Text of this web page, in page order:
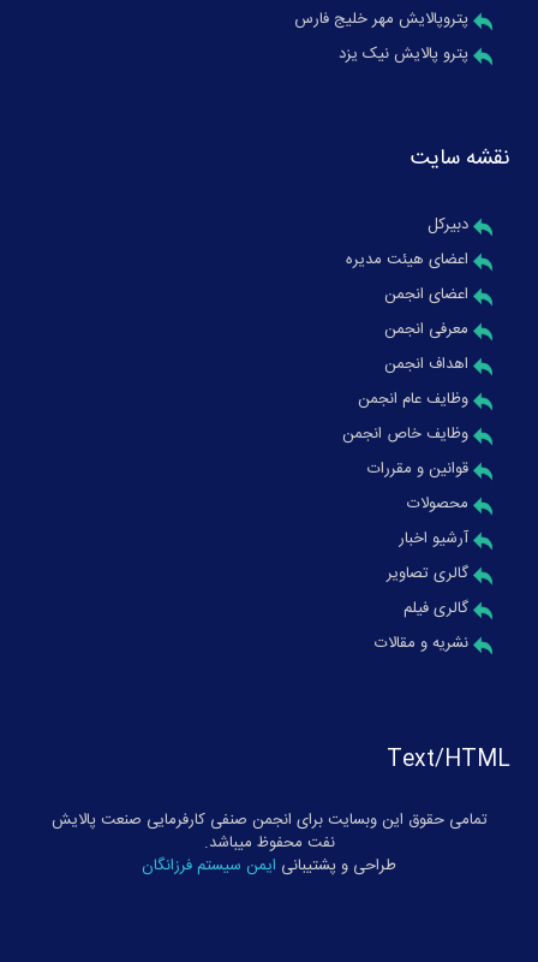
پتروپالایش مهر خلیج فارس
پترو پالایش نیک یزد
نقشه سایت
دبیرکل
اعضای هیئت مدیره
اعضای انجمن
معرفی انجمن
اهداف انجمن
وظایف عام انجمن
وظایف خاص انجمن
قوانین و مقررات
محصولات
آرشیو اخبار
گالری تصاویر
گالری فیلم
نشریه و مقالات
Text/HTML
تمامی حقوق این وبسایت برای انجمن صنفی کارفرمایی صنعت پالایش
نفت محفوظ میباشد.
طراحی و پشتیبانی ایمن سیستم فرزانگان